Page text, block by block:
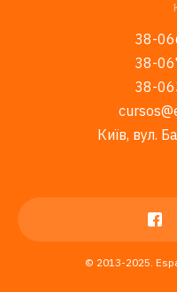
38-
38-
38-
Київ, вул.
© 2013-2025.